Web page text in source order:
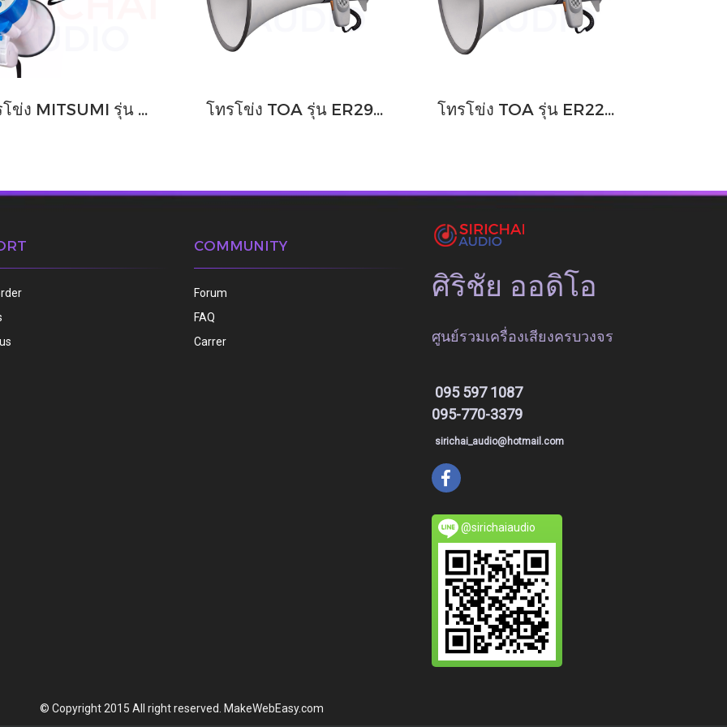
โทรโข่ง MITSUMI รุ่น MP24 โทรโข่ง TOA รุ่น ER2930W โทรโข่ง TOA รุ่น ER2230W
COMMUNITY
Forum
FAQ
Carrer
ศิริชัย ออดิโอ
ศูนย์รวมเครื่องเสียงครบวงจร
095 597 1087
095-770-3379
sirichai_audio@hotmail.com
@sirichaiaudio
© Copyright 2015 All right reserved. MakeWebEasy.com